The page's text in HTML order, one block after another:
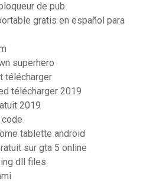
de pub
gratis en español para
superhero
télécharger
télécharger 2019
2019
tablette android
sur gta 5 online
dll files